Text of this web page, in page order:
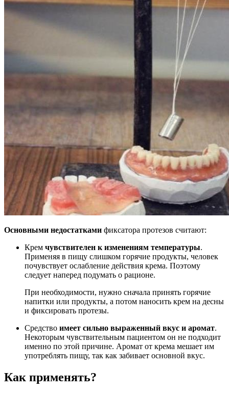
Основными недостатками фиксатора протезов считают:
Крем чувствителен к изменениям температуры.
Применяя в пищу слишком горячие продукты, человек
почувствует ослабление действия крема. Поэтому
следует наперед подумать о рационе.
При необходимости, нужно сначала принять горячие
напитки или продукты, а потом наносить крем на десны
и фиксировать протезы.
Средство имеет сильно выраженный вкус и аромат.
Некоторым чувствительным пациентом он не подходит
именно по этой причине. Аромат от крема мешает им
употреблять пищу, так как забивает основной вкус.
Как применять?